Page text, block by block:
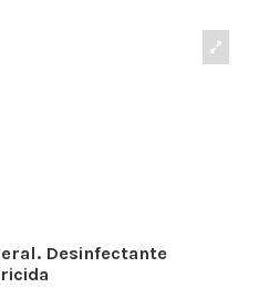
Desinfectante